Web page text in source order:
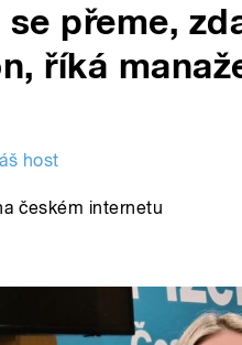
přeme,
říká
host
českém internetu